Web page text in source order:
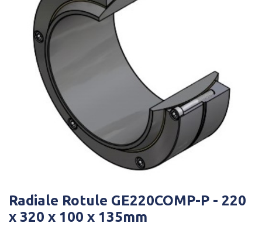
Radiale Rotule GE220COMP-P - 220
x 320 x 100 x 135mm